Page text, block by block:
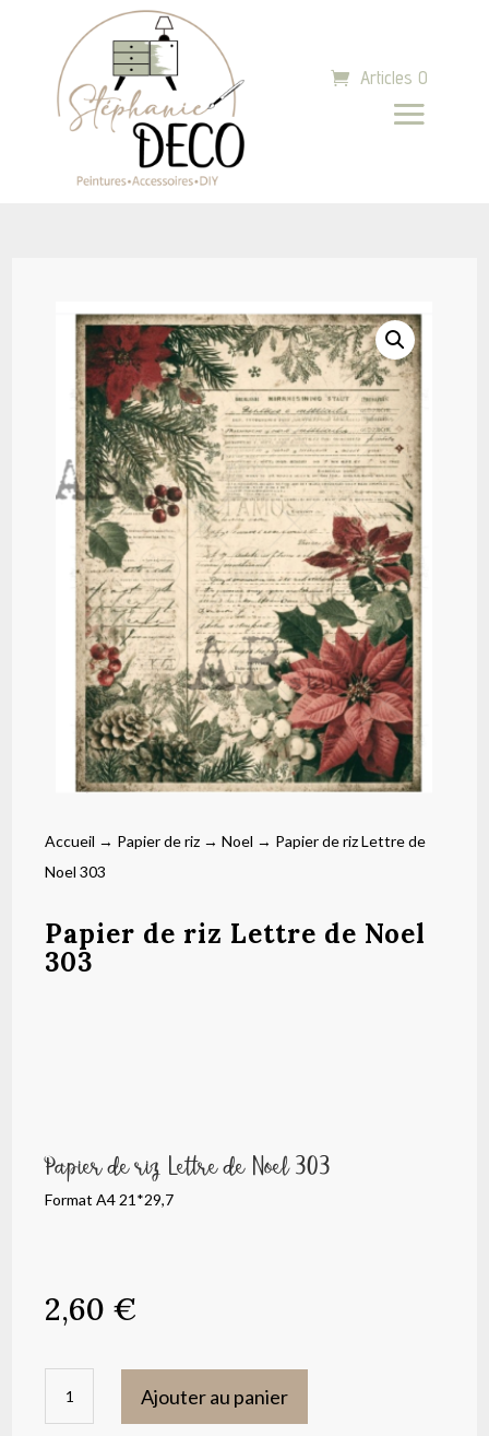
Articles 0
Accueil → Papier de riz →Noel → Papier de riz Lettre de
Noel 303
Papier de riz Lettre de Noel
303
Papier de riz Lettre de Noel 303
Format A4 21*29,7
2,60 €
Ajouter au panier